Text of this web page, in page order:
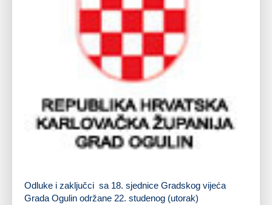
Odluke i zaključci sa 18. sjednice Gradskog vijeća
Grada Ogulin održane 22. studenog (utorak)